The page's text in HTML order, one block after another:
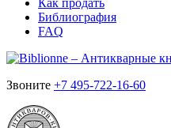
Как продать
Библиография
FAQ
Звоните +7 495-722-16-60